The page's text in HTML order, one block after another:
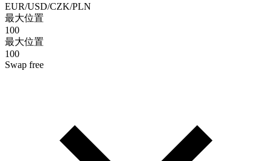
EUR/USD/CZK/PLN
最大位置
100
最大位置
100
Swap free